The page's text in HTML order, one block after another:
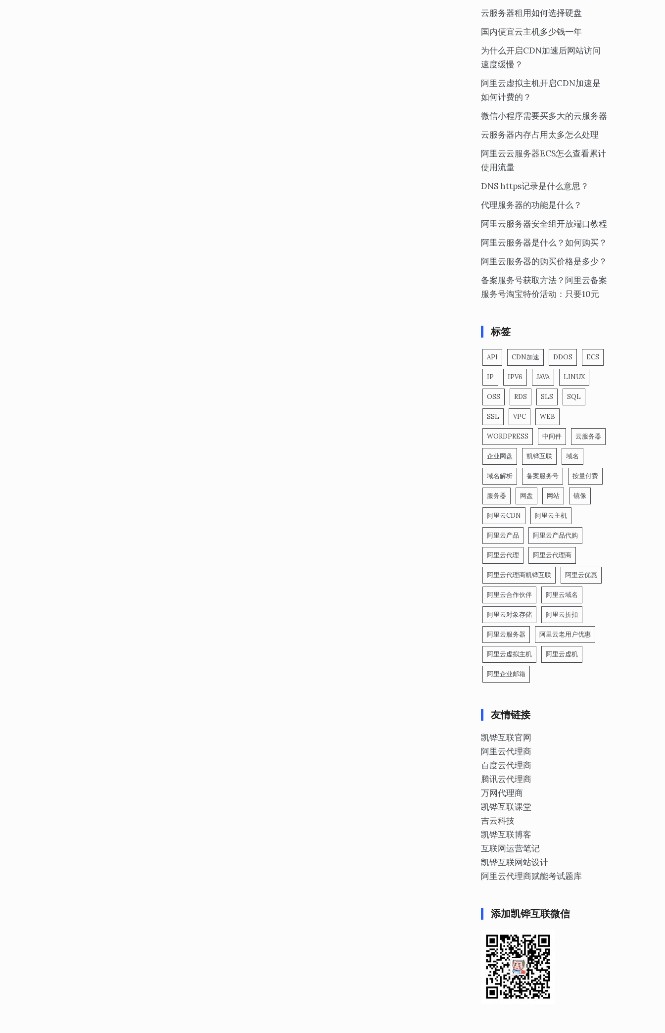
云服务器租用如何选择硬盘
国内便宜云主机多少钱一年
为什么开启CDN加速后网站访问
速度缓慢？
阿里云虚拟主机开启CDN加速是
如何计费的？
微信小程序需要买多大的云服务器
云服务器内存占用太多怎么处理
阿里云云服务器ECS怎么查看累计
使用流量
DNS https记录是什么意思？
代理服务器的功能是什么？
阿里云服务器安全组开放端口教程
阿里云服务器是什么？如何购买？
阿里云服务器的购买价格是多少？
备案服务号获取方法？阿里云备案
服务号淘宝特价活动：只要10元
标签
API CDN加速 DDOS ECS
IP IPV6 JAVA LINUX
OSS RDS SLS SQL
SSL VPC WEB
WORDPRESS 中间件 云服务器
企业网盘 凯铧互联 域名
域名解析 备案服务号 按量付费
服务器 网盘 网站 镜像
阿里云CDN 阿里云主机
阿里云产品 阿里云产品代购
阿里云代理 阿里云代理商
阿里云代理商凯铧互联 阿里云优惠
阿里云合作伙伴 阿里云域名
阿里云对象存储 阿里云折扣
阿里云服务器 阿里云老用户优惠
阿里云虚拟主机 阿里云虚机
阿里企业邮箱
友情链接
凯铧互联官网
阿里云代理商
百度云代理商
腾讯云代理商
万网代理商
凯铧互联课堂
吉云科技
凯铧互联博客
互联网运营笔记
凯铧互联网站设计
阿里云代理商赋能考试题库
添加凯铧互联微信